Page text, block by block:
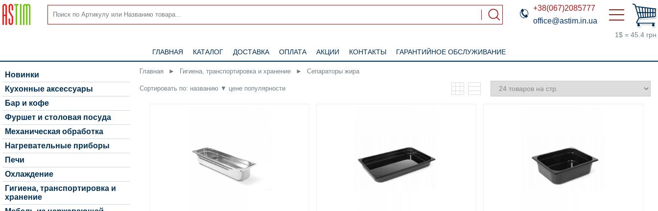
+38(067)2085777
office@astim.in.ua
1$ = 45.4 грн
ГЛАВНАЯ КАТАЛОГ ДОСТАВКА ОПЛАТА АКЦИИ КОНТАКТЫ ГАРАНТИЙНОЕ ОБСЛУЖИВАНИЕ
Новинки
Кухонные аксессуары
Бар и кофе
Фуршет и столовая посуда
Механическая обработка
Нагревательные приборы
Печи
Охлаждение
Гигиена, транспортировка и
хранение
Главная ► Гигиена, транспортировка и хранение ► Сепараторы жира
Сортировать по: названию ▼ цене популярности